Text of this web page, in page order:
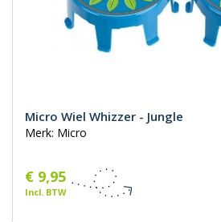
Micro Wiel Whizzer - Jungle
Merk: Micro
€ 9,95
Incl. BTW